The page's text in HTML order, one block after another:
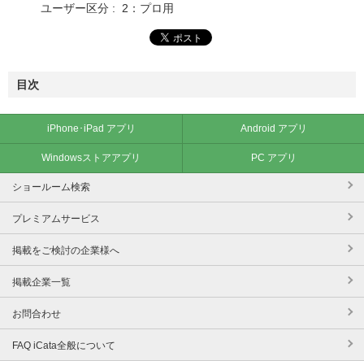
ユーザー区分 : 2：プロ用
目次
iPhone･iPad アプリ Android アプリ
Windowsストアアプリ PC アプリ
ショールーム検索
プレミアムサービス
掲載をご検討の企業様へ
掲載企業一覧
お問合わせ
FAQ iCata全般について